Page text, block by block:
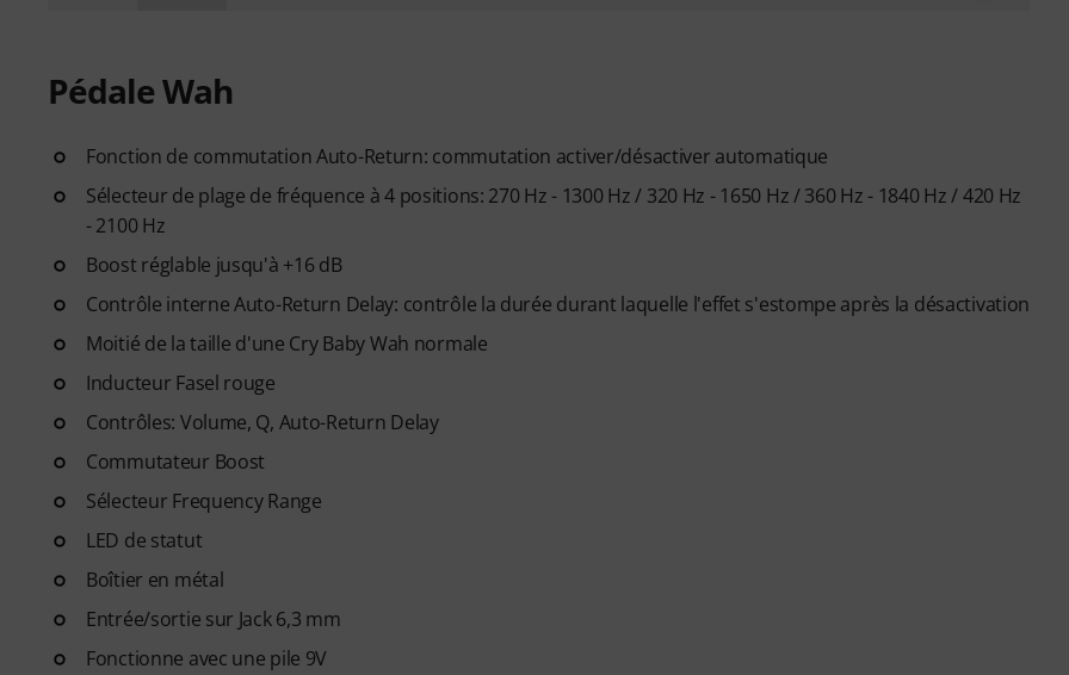
Pédale Wah
Fonction de commutation Auto-Return: commutation activer/désactiver automatique
Sélecteur de plage de fréquence à 4 positions: 270 Hz - 1300 Hz / 320 Hz - 1650 Hz / 360 Hz - 1840 Hz / 420 Hz
- 2100 Hz
Boost réglable jusqu'à +16 dB
Contrôle interne Auto-Return Delay: contrôle la durée durant laquelle l'effet s'estompe après la désactivation
Moitié de la taille d'une Cry Baby Wah normale
Inducteur Fasel rouge
Contrôles: Volume, Q, Auto-Return Delay
Commutateur Boost
Sélecteur Frequency Range
LED de statut
Boîtier en métal
Entrée/sortie sur Jack 6,3 mm
Fonctionne avec une pile 9V